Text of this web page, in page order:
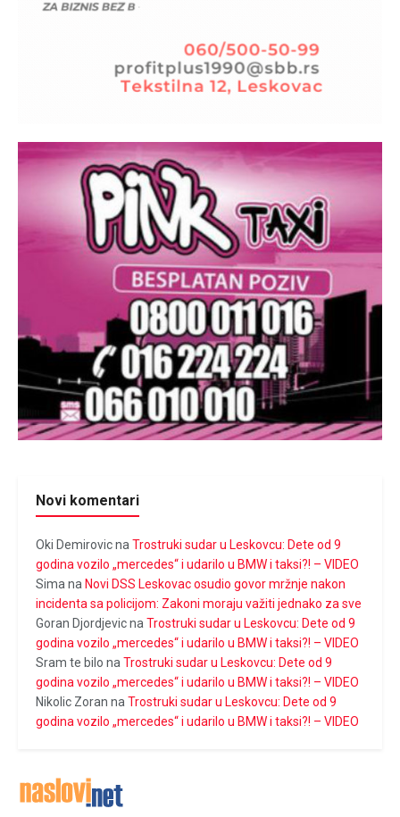
Novi komentari
Oki DemirovicnaTrostruki sudar u Leskovcu: Dete od 9
godina vozilo „mercedes“ i udarilo u BMW i taksi?! – VIDEO
Simana Novi DSS Leskovac osudio govor mržnje nakon
incidenta sa policijom: Zakoni moraju važiti jednako za sve
Goran DjordjevicnaTrostruki sudar u Leskovcu: Dete od 9
godina vozilo „mercedes“ i udarilo u BMW i taksi?! – VIDEO
Sram te bilo naTrostruki sudar u Leskovcu: Dete od 9
godina vozilo „mercedes“ i udarilo u BMW i taksi?! – VIDEO
Nikolic Zoran naTrostruki sudar u Leskovcu: Dete od 9
godina vozilo „mercedes“ i udarilo u BMW i taksi?! – VIDEO